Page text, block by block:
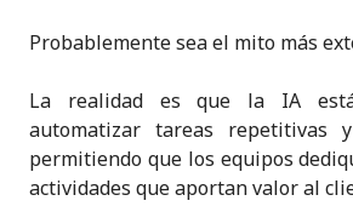
Probablemente sea el mito más
La realidad es que la IA
automatizar tareas repetitivas
permitiendo que los equipos
actividades que aportan valor al